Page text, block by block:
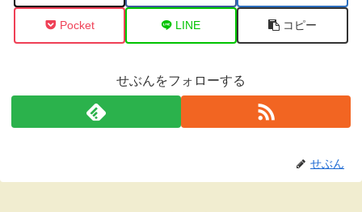
Pocket LINE コピー
せぶんをフォローする
せぶん